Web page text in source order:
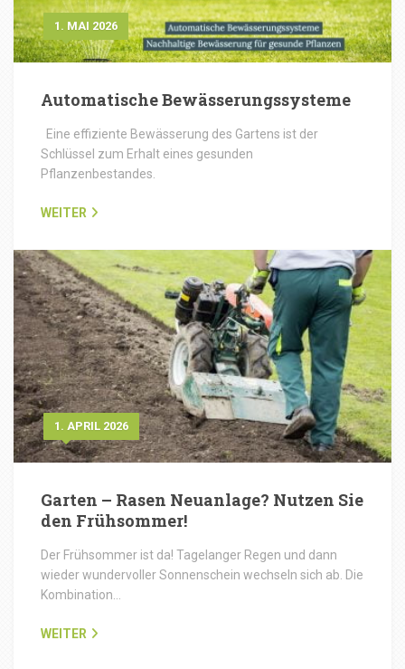
1. MAI 2026
Automatische Bewässerungssysteme
Eine effiziente Bewässerung des Gartens ist der
Schlüssel zum Erhalt eines gesunden
Pflanzenbestandes.
WEITER
1. APRIL 2026
Garten – Rasen Neuanlage? Nutzen Sie
den Frühsommer!
Der Frühsommer ist da! Tagelanger Regen und dann
wieder wundervoller Sonnenschein wechseln sich ab. Die
Kombination…
WEITER